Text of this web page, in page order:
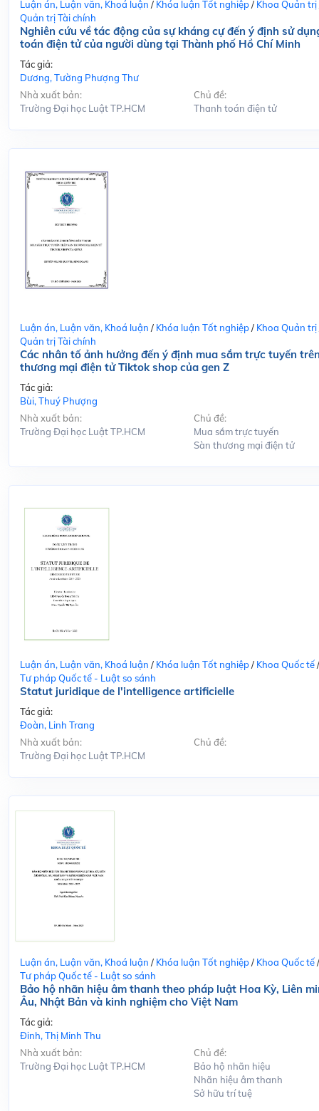
Luận án, Luận văn, Khoá luận / Khóa luận Tốt nghiệp/ Khoa Quản trị
Quản trị Tài chính
Nghiên cứu về tác động của sự kháng cự đến ý định sử
toán điện tử của người dùng tại Thành phố Hồ Chí Minh
Tác giả:
Dương, Tường Phượng Thư
Nhà xuất bản:
Trường Đại học Luật TP.HCM
Chủ đề:
Thanh toán điện tử
Luận án, Luận văn, Khoá luận / Khóa luận Tốt nghiệp/ Khoa Quản trị
Quản trị Tài chính
Các nhân tố ảnh hưởng đến ý định mua sắm trực tuyến
thương mại điện tử Tiktok shop của gen Z
Tác giả:
Bùi, Thuý Phượng
Nhà xuất bản:
Trường Đại học Luật TP.HCM
Chủ đề:
Mua sắm trực tuyến
Sàn thương mại điện tử
Luận án, Luận văn, Khoá luận / Khóa luận Tốt nghiệp/ Khoa Quốc tế/
Tư pháp Quốc tế - Luật so sánh
Statut juridique de l'intelligence artificielle
Tác giả:
Đoàn, Linh Trang
Nhà xuất bản:
Trường Đại học Luật TP.HCM
Chủ đề:
Luận án, Luận văn, Khoá luận / Khóa luận Tốt nghiệp/ Khoa Quốc tế/
Tư pháp Quốc tế - Luật so sánh
Bảo hộ nhãn hiệu âm thanh theo pháp luật Hoa Kỳ, Liên
Âu, Nhật Bản và kinh nghiệm cho Việt Nam
Tác giả:
Đinh, Thị Minh Thu
Nhà xuất bản:
Trường Đại học Luật TP.HCM
Chủ đề:
Bảo hộ nhãn hiệu
Nhãn hiệu âm thanh
Sở hữu trí tuệ